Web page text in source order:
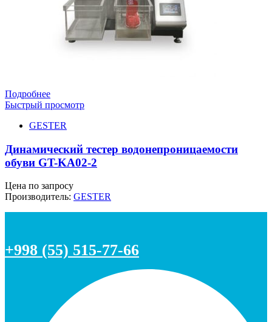
Подробнее
Быстрый просмотр
GESTER
Динамический тестер водонепроницаемости
обуви GT-KA02-2
Цена по запросу
Производитель: GESTER
+998 (55) 515-77-66